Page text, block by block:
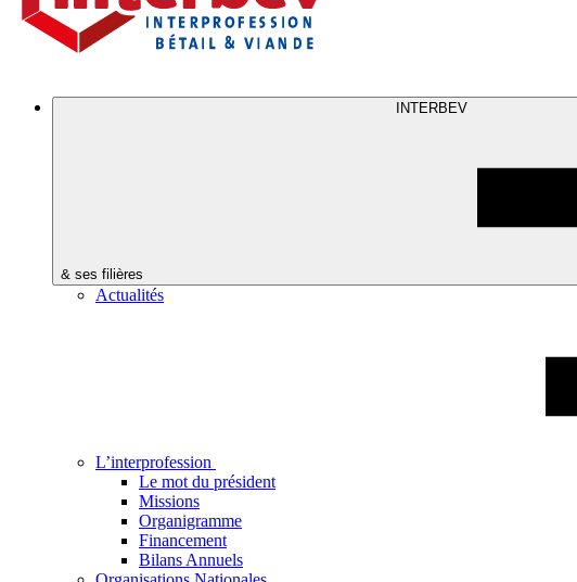
INTERBEV
& ses filières
Actualités
L’interprofession
Le mot du président
Missions
Organigramme
Financement
Bilans Annuels